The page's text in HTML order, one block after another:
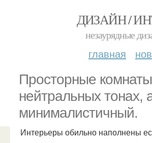
ДИЗАЙН /
незаурядные
главная
Просторные
нейтральных тонах,
минималистичный.
Интерьеры обильно наполнены